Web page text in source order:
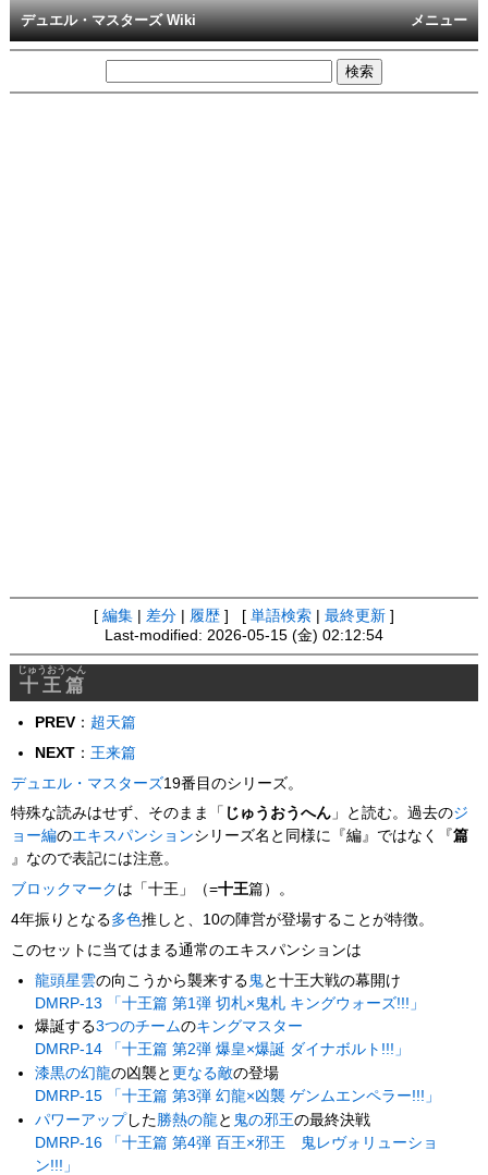
メニュー
デュエル・マスターズ Wiki
[ 編集 差分 履歴 ] [ 単語検索 最終更新 ]
Last-modified: 2026-05-15 (金) 02:12:54
十王篇
じゅうおうへん
PREV ： 超天篇
NEXT ： 王来篇
デュエル・マスターズ19番目のシリーズ。
特殊な読みはせず、そのまま「 じゅうおうへん 」と読む。過去のジ
ョー編のエキスパンションシリーズ名と同様に『編』ではなく『篇
』なので表記には注意。
ブロックマーク は「十王」（=十王篇）。
4年振りとなる多色推しと、10の陣営が登場することが特徴。
このセットに当てはまる通常のエキスパンションは
龍頭星雲の向こうから襲来する 鬼と十王大戦の幕開け
DMRP-13 「十王篇 第1弾 切札×鬼札 キングウォーズ!!!」
爆誕する3つのチームのキングマスター
DMRP-14 「十王篇 第2弾 爆皇×爆誕 ダイナボルト!!!」
漆黒の幻龍の凶襲と 更なる敵の登場
DMRP-15 「十王篇 第3弾 幻龍×凶襲 ゲンムエンペラー!!!」
パワーアップした 勝熱の龍 と 鬼の邪王の最終決戦
DMRP-16 「十王篇 第4弾 百王×邪王 鬼レヴォリューショ
ン!!!」